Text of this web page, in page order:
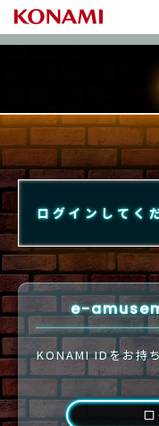
ログインしてく
e-
KONAMI IDをお持